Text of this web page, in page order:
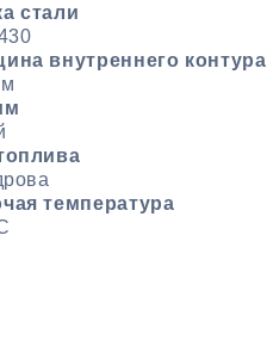
стали
внутреннего контура
температура